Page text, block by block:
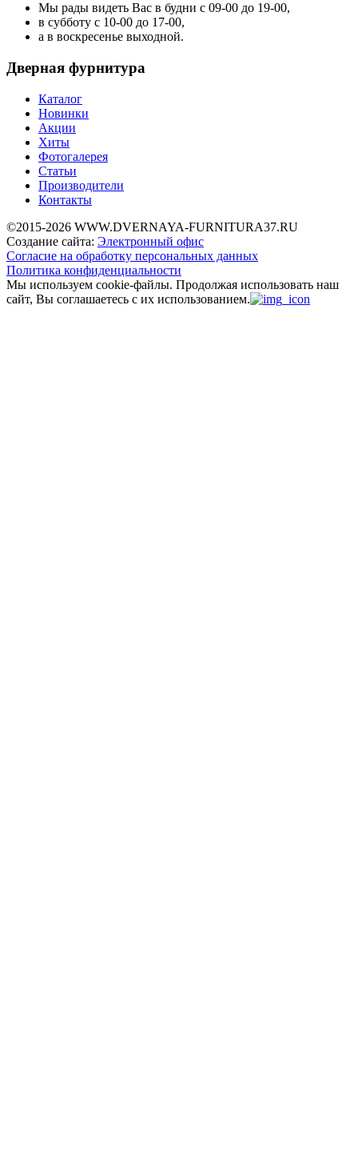
Мы рады видеть Вас в будни с 09-00 до 19-00,
в субботу с 10-00 до 17-00,
а в воскресенье выходной.
Дверная фурнитура
Каталог
Новинки
Акции
Хиты
Фотогалерея
Статьи
Производители
Контакты
©2015-2026 WWW.DVERNAYA-FURNITURA37.RU
Создание сайта: Электронный офис
Согласие на обработку персональных данных
Политика конфиденциальности
Мы используем cookie-файлы. Продолжая использовать наш
сайт, Вы соглашаетесь с их использованием.